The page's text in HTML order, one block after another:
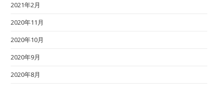
2021年2月
2020年11月
2020年10月
2020年9月
2020年8月